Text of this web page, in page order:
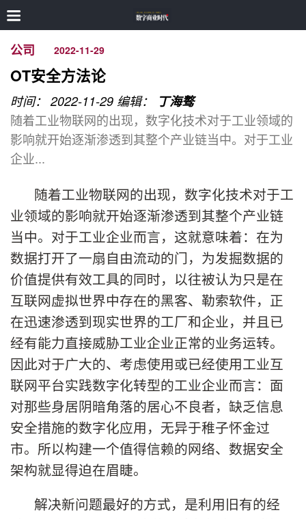
公司 2022-11-29
­­OT安全方法论
时间： 2022-11-29 编辑：
丁海骜
随着工业物联网的出现，数字化技术对于工业领域的
影响就开始逐渐渗透到其整个产业链当中。对于工业
企业...
随着工业物联网的出现，数字化技术对于工
业领域的影响就开始逐渐渗透到其整个产业链
当中。对于工业企业而言，这就意味着：在为
数据打开了一扇自由流动的门，为发掘数据的
价值提供有效工具的同时，以往被认为只是在
互联网虚拟世界中存在的黑客、勒索软件，正
在迅速渗透到现实世界的工厂和企业，并且已
经有能力直接威胁工业企业正常的业务运转。
因此对于广大的、考虑使用或已经使用工业互
联网平台实践数字化转型的工业企业而言：面
对那些身居阴暗角落的居心不良者，缺乏信息
安全措施的数字化应用，无异于稚子怀金过
市。所以构建一个值得信赖的网络、数据安全
架构就显得迫在眉睫。
解决新问题最好的方式，是利用旧有的经